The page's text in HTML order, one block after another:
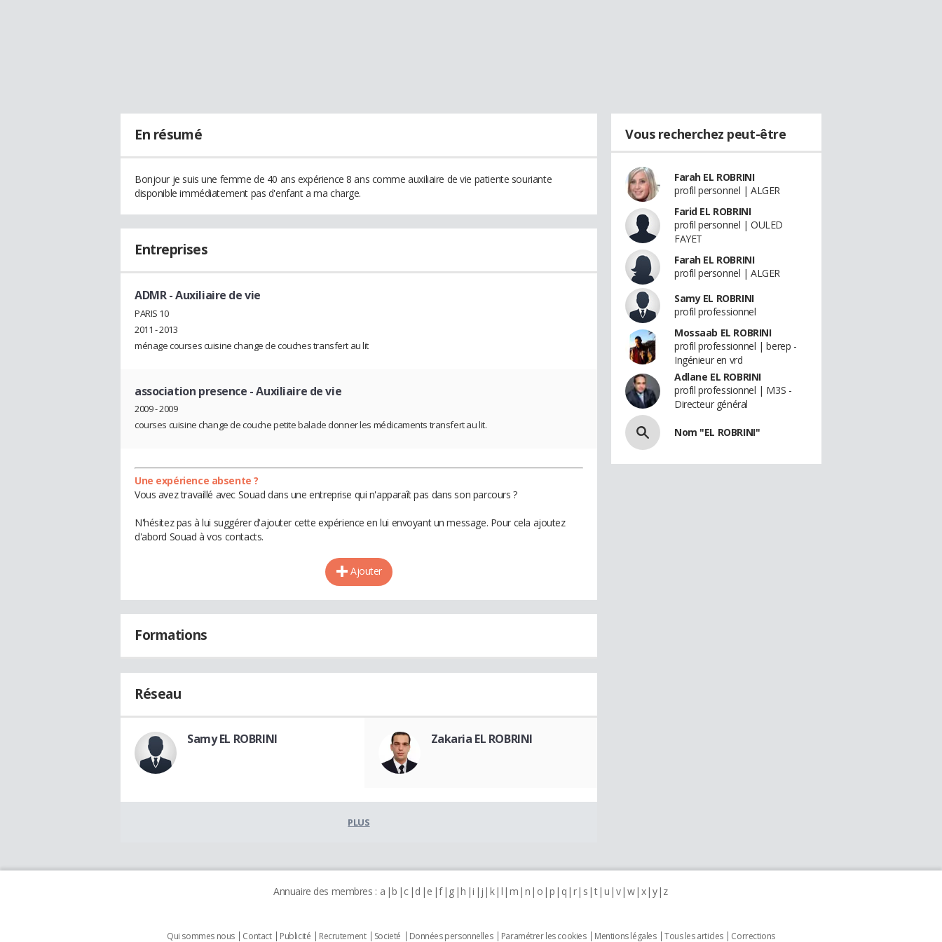
En résumé
Bonjour je suis une femme de 40 ans expérience 8 ans comme auxiliaire de vie patiente souriante
disponible immédiatement pas d'enfant a ma charge.
Entreprises
ADMR- Auxiliaire de vie
PARIS 10
2011 - 2013
ménage courses cuisine change de couches transfert au lit
association presence - Auxiliaire de vie
2009 - 2009
courses cuisine change de couche petite balade donner les médicaments transfert au lit.
Une expérience absente ?
Vous avez travaillé avec Souad dans une entreprise qui n'apparaît pas dans son parcours ?
N'hésitez pas à lui suggérer d'ajouter cette expérience en lui envoyant un message. Pour cela ajoutez
d'abord Souad à vos contacts.
Ajouter
Formations
Réseau
Samy EL ROBRINI Zakaria EL ROBRINI
PLUS
Vous recherchez peut-être
Farah EL ROBRINI
profil personnel | ALGER
Farid EL ROBRINI
profil personnel | OULED
FAYET
Farah EL ROBRINI
profil personnel | ALGER
Samy EL ROBRINI
profil professionnel
Mossaab EL ROBRINI
profil professionnel | berep -
Ingénieur en vrd
Adlane EL ROBRINI
profil professionnel | M3S -
Directeur général
Nom "EL ROBRINI"
Annuaire des membres : a b c d e f g h i j k l m n o p q r s t u v w x y z
Qui sommes nous Contact Publicité Recrutement Societé Données personnelles Paramétrer les cookies Mentions légales Tous les articles Corrections